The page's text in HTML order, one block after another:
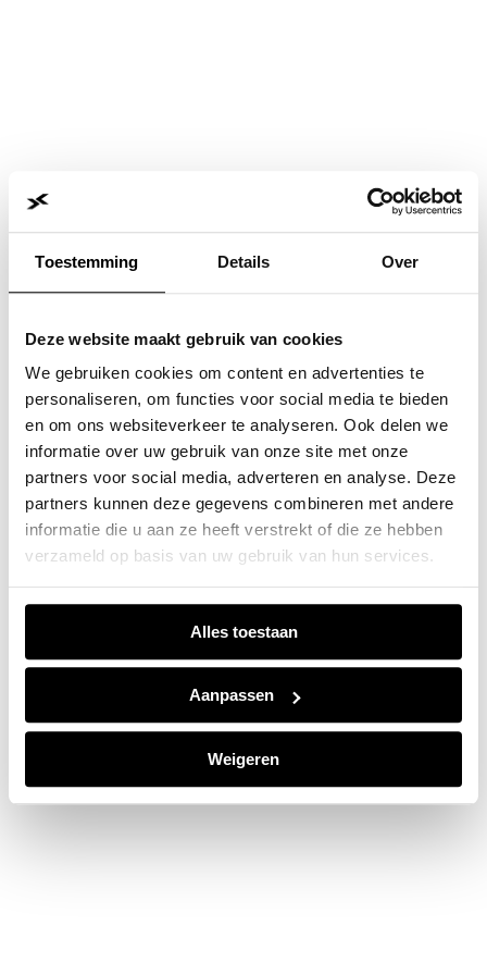
Toestemming Details Over
Deze website maakt gebruik van cookies
We gebruiken cookies om content en advertenties te
personaliseren, om functies voor social media te bieden
en om ons websiteverkeer te analyseren. Ook delen we
informatie over uw gebruik van onze site met onze
partners voor social media, adverteren en analyse. Deze
partners kunnen deze gegevens combineren met andere
informatie die u aan ze heeft verstrekt of die ze hebben
verzameld op basis van uw gebruik van hun services.
Alles toestaan
Aanpassen
Weigeren
Application error: a client-side exception has occurred while
loadingwww.jvk.nl(see the browser consolefor more
information).